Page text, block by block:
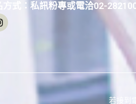
方式：私訊粉專或電洽02-
若接到